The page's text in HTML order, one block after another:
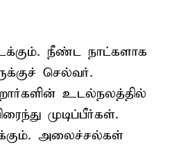
நீண்ட நாட்களாக
செல்வர்.
உடல்நலத்தில்
முடிப்பீர்கள்.
அலைச்சல்கள்